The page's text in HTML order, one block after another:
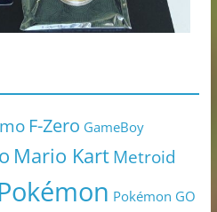
F-Zero GameBoy
Mario KartMetroid
Pokémon GO